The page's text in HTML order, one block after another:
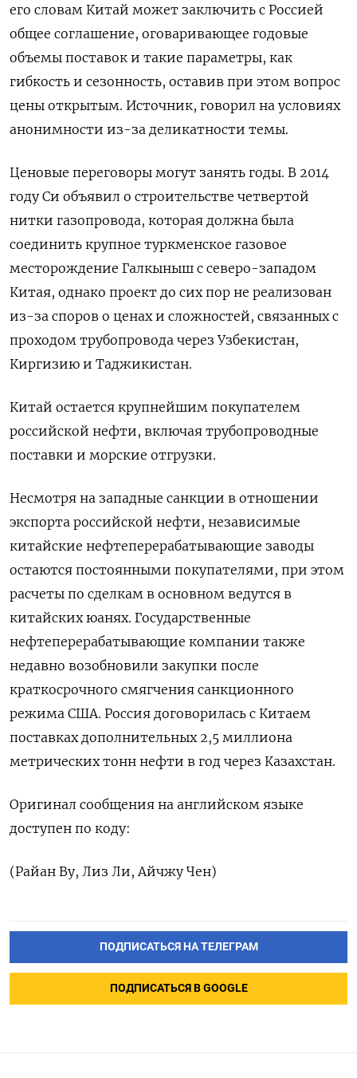
его словам Китай может заключить с Россией
общее соглашение, оговаривающее годовые
объемы поставок и такие параметры, как
гибкость и сезонность, оставив при этом вопрос
цены открытым. Источник, говорил на условиях
анонимности из-за деликатности темы.
Ценовые переговоры могут занять годы. В 2014
году Си объявил о строительстве четвертой
нитки газопровода, которая должна была ​
соединить крупное туркменское газовое
месторождение Галкыныш с ⁠северо-западом
Китая, однако проект до сих пор не реализован
из-за споров о ценах и сложностей, связанных с
проходом трубопровода через Узбекистан,
Киргизию и Таджикистан.
Китай остается крупнейшим покупателем
российской нефти, включая трубопроводные
‌поставки и морские отгрузки.
Несмотря на западные санкции в отношении
экспорта российской нефти, независимые
китайские нефтеперерабатывающие заводы
остаются постоянными покупателями, ‌при этом
расчеты по сделкам в основном ведутся в
китайских юанях. Государственные
нефтеперерабатывающие компании также
недавно возобновили закупки после
краткосрочного смягчения санкционного
режима ​США. Россия договорилась с Китаем
поставках дополнительных 2,5 миллиона
метрических тонн нефти в год через Казахстан.
Оригинал ‌сообщения на английском языке
доступен по коду:
(Райан Ву, Лиз Ли, Айчжу Чен)
ПОДПИСАТЬСЯ НА ТЕЛЕГРАМ
ПОДПИСАТЬСЯ В GOOGLE